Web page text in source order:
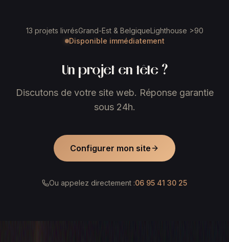
13 projets livrésGrand-Est & BelgiqueLighthouse >90
Disponible immédiatement
Un projet en tête ?
Discutons de votre site web. Réponse garantie
sous 24h.
Configurer mon site
Ou appelez directement :06 95 41 30 25